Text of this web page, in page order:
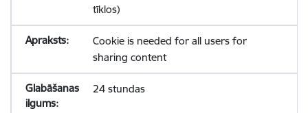
tīklos)
Cookie is needed for all users for
sharing content
24 stundas